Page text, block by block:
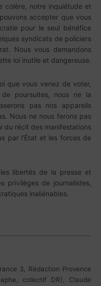
colère, notre inquiétude et
accepter que vous
pour le seul bénéfice
syndicats de policiers
Nous vous demandons
loi inutile et dangereuse.
que vous venez de voter,
poursuites, nous ne la
pas nos appareils
Nous ne nous ferons pas
du récit des manifestations
par l’État et les forces de
libertés de la presse et
privilèges de journalistes,
inaliénables.
3, Rédaction Provence
collectif DR), Claude